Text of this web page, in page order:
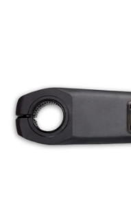
hvězdiček.